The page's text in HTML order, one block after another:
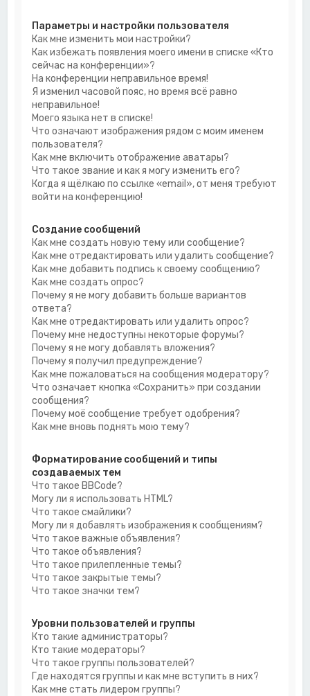
Параметры и настройки пользователя
Как мне изменить мои настройки?
Как избежать появления моего имени в списке «Кто
сейчас на конференции»?
На конференции неправильное время!
Я изменил часовой пояс, но время всё равно
неправильное!
Моего языка нет в списке!
Что означают изображения рядом с моим именем
пользователя?
Как мне включить отображение аватары?
Что такое звание и как я могу изменить его?
Когда я щёлкаю по ссылке «email», от меня требуют
войти на конференцию!
Создание сообщений
Как мне создать новую тему или сообщение?
Как мне отредактировать или удалить сообщение?
Как мне добавить подпись к своему сообщению?
Как мне создать опрос?
Почему я не могу добавить больше вариантов
ответа?
Как мне отредактировать или удалить опрос?
Почему мне недоступны некоторые форумы?
Почему я не могу добавлять вложения?
Почему я получил предупреждение?
Как мне пожаловаться на сообщения модератору?
Что означает кнопка «Сохранить» при создании
сообщения?
Почему моё сообщение требует одобрения?
Как мне вновь поднять мою тему?
Форматирование сообщений и типы
создаваемых тем
Что такое BBCode?
Могу ли я использовать HTML?
Что такое смайлики?
Могу ли я добавлять изображения к сообщениям?
Что такое важные объявления?
Что такое объявления?
Что такое прилепленные темы?
Что такое закрытые темы?
Что такое значки тем?
Уровни пользователей и группы
Кто такие администраторы?
Кто такие модераторы?
Что такое группы пользователей?
Где находятся группы и как мне вступить в них?
Как мне стать лидером группы?